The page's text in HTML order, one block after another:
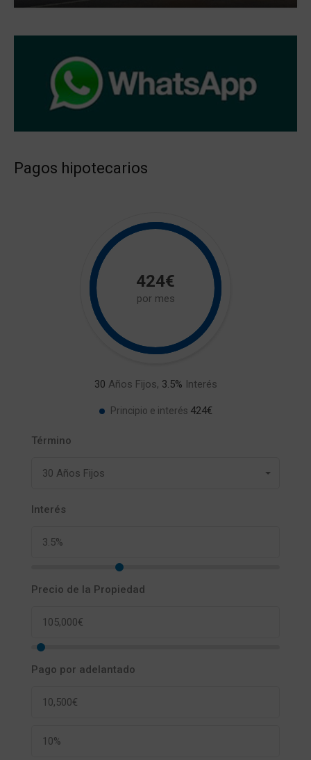
Pagos hipotecarios
424€
por mes
30 Años Fijos, 3.5% Interés
Principio e interés 424€
Término
30 Años Fijos
Interés
Precio de la Propiedad
Pago por adelantado